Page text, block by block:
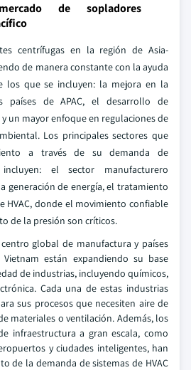
de sopladores
centrífugas en la región de Asia-
de manera constante con la ayuda
los que se incluyen: la mejora en la
países de APAC, el desarrollo de
un mayor enfoque en regulaciones de
Los principales sectores que
a través de su demanda de
el sector manufacturero
generación de energía, el tratamiento
HVAC, donde el movimiento confiable
de la presión son críticos.
centro global de manufactura y países
están expandiendo su base
de industrias, incluyendo químicos,
Cada una de estas industrias
sus procesos que necesiten aire de
materiales o ventilación. Además, los
infraestructura a gran escala, como
y ciudades inteligentes, han
de la demanda de sistemas de HVAC